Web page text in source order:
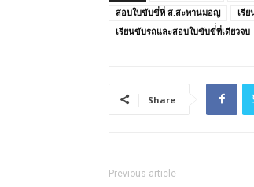
สอบใบขับขี่ที่ ส.สะพานมอญ
เรี
เรียนขับรถและสอบใบขับขี่่ที่เดียวจบ
Share
Previous article